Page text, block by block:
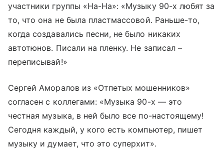
участники группы «На-На»: «Музыку 90-х любят за
то, что она не была пластмассовой. Раньше-то,
когда создавались песни, не было никаких
автотюнов. Писали на пленку. Не записал –
переписывай!»
Сергей Аморалов из «Отпетых мошенников»
согласен с коллегами: «Музыка 90-х — это
честная музыка, в ней было все по-настоящему!
Сегодня каждый, у кого есть компьютер, пишет
музыку и думает, что это суперхит».